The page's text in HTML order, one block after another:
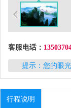
客服电话：
提示：您的眼
行程说明